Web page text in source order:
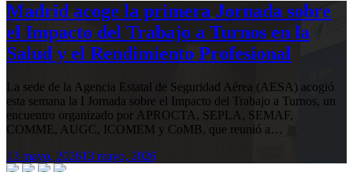
Madrid acoge la primera Jornada sobre
el Impacto del Trabajo a Turnos en la
Salud y el Rendimiento Profesional
La sede de la Agencia Estatal de Seguridad Aérea (AESA) acogió
esta semana la I Jornada sobre el Impacto del Trabajo a Turnos, un
encuentro organizado por APROCTA, SEPLA, SEMAF,
COMME, AUGC, ICOMEM y CoMB, que reunió a…
13 mayo, 202613 mayo, 2026